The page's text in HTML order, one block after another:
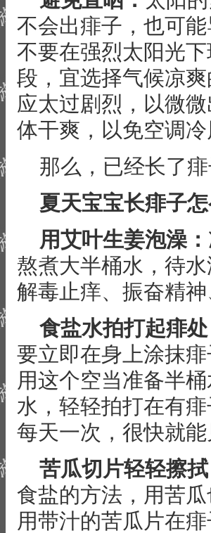
不会出痱子，也可
不要在强烈太阳光
段，宜选择气候凉
应太过剧烈，以微
体干爽，以免空调
那么，已经长了
夏天宝宝长痱子
用艾叶生姜泡澡：
熬煮大半桶水，待
解毒止痒、振奋精
食盐水拍打起痱处
要立即在身上涂抹
用这个空当准备半
水，轻轻拍打在有
每天一次，很快就能
苦瓜切片轻轻擦拭
食盐的方法，用苦
用带汁的苦瓜片在